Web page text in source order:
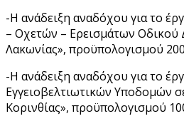
-Η ανάδειξη αναδόχου για το
– Οχετών – Ερεισμάτων Οδικού
Λακωνίας», προϋπολογισμού
-Η ανάδειξη αναδόχου για το
Εγγειοβελτιωτικών Υποδομών
Κορινθίας», προϋπολογισμού